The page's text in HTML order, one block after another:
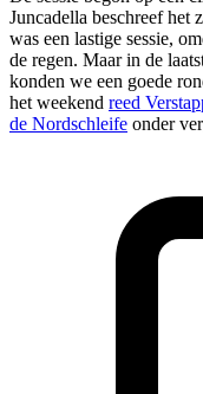
Juncadella beschreef het
was een lastige sessie,
de regen. Maar in de
konden we een goede
het weekend reed
de Nordschleife onder